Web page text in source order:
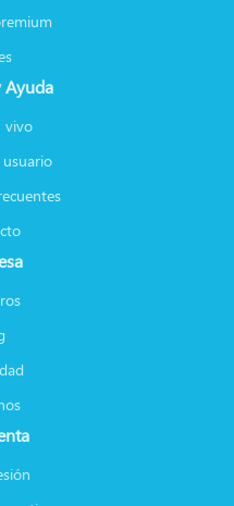
Ayuda
vivo